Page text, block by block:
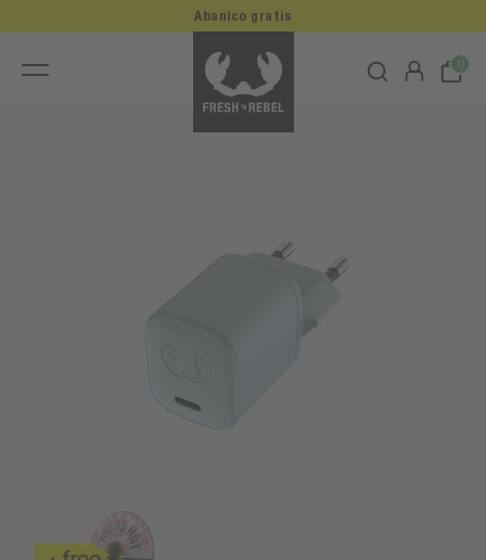
0
Abanico gratis